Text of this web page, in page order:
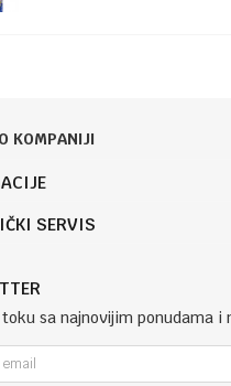
KOMPANIJI
3A
firme Sladaboni d.o.o)
"Knjižara Kultura"
SERVIS
sa najnovijim ponudama i